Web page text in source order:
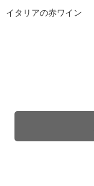
イタリアの赤ワイン